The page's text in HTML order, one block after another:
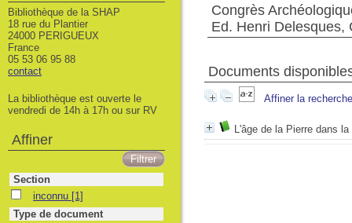
Congrès
Ed. Henri Delesques,
Documents
Affiner la recherche
L'âge de la Pierre dans
Bibliothèque de la SHAP
18 rue du Plantier
24000 PERIGUEUX
France
05 53 06 95 88
contact
La bibliothèque est ouverte le
vendredi de 14h à 17h ou sur RV
Affiner
Section
inconnu [1]
Type de document